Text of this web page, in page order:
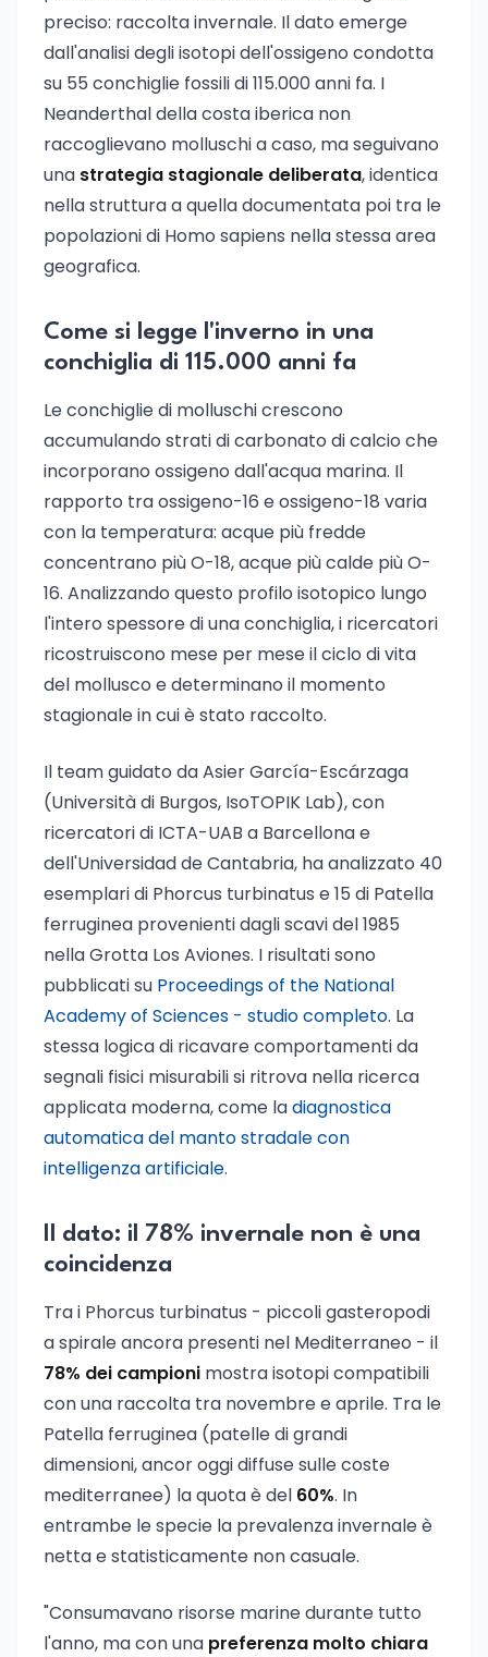
preciso: raccolta invernale. Il dato emerge
dall'analisi degli isotopi dell'ossigeno condotta
su 55 conchiglie fossili di 115.000 anni fa. I
Neanderthal della costa iberica non
raccoglievano molluschi a caso, ma seguivano
una strategia stagionale deliberata, identica
nella struttura a quella documentata poi tra le
popolazioni di Homo sapiens nella stessa area
geografica.
Come si legge l'inverno in una
conchiglia di 115.000 anni fa
Le conchiglie di molluschi crescono
accumulando strati di carbonato di calcio che
incorporano ossigeno dall'acqua marina. Il
rapporto tra ossigeno-16 e ossigeno-18 varia
con la temperatura: acque più fredde
concentrano più O-18, acque più calde più O-
16. Analizzando questo profilo isotopico lungo
l'intero spessore di una conchiglia, i ricercatori
ricostruiscono mese per mese il ciclo di vita
del mollusco e determinano il momento
stagionale in cui è stato raccolto.
Il team guidato da Asier García-Escárzaga
(Università di Burgos, IsoTOPIK Lab), con
ricercatori di ICTA-UAB a Barcellona e
dell'Universidad de Cantabria, ha analizzato 40
esemplari di Phorcus turbinatus e 15 di Patella
ferruginea provenienti dagli scavi del 1985
nella Grotta Los Aviones. I risultati sono
pubblicati su Proceedings of the National
Academy of Sciences - studio completo. La
stessa logica di ricavare comportamenti da
segnali fisici misurabili si ritrova nella ricerca
applicata moderna, come ladiagnostica
automatica del manto stradale con
intelligenza artificiale.
Il dato: il 78% invernale non è una
coincidenza
Tra i Phorcus turbinatus - piccoli gasteropodi
a spirale ancora presenti nel Mediterraneo - il
78% dei campioni mostra isotopi compatibili
con una raccolta tra novembre e aprile. Tra le
Patella ferruginea (patelle di grandi
dimensioni, ancor oggi diffuse sulle coste
mediterranee) la quota è del 60%. In
entrambe le specie la prevalenza invernale è
netta e statisticamente non casuale.
"Consumavano risorse marine durante tutto
l'anno, ma con una preferenza molto chiara